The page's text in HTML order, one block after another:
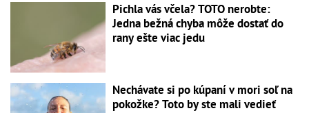
Pichla vás včela? TOTO nerobte:
Jedna bežná chyba môže dostať do
rany ešte viac jedu
Nechávate si po kúpaní v mori soľ na
pokožke? Toto by ste mali vedieť